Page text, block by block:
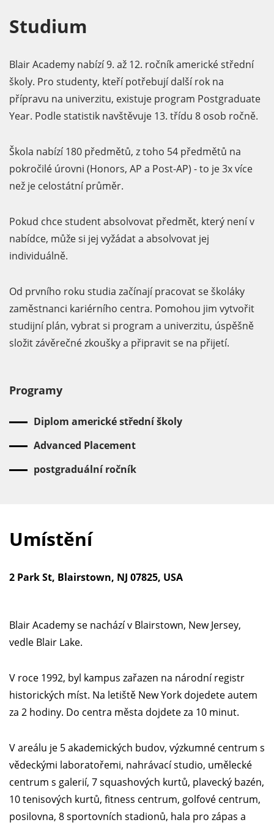
Studium
Blair Academy nabízí 9. až 12. ročník americké střední
školy. Pro studenty, kteří potřebují další rok na
přípravu na univerzitu, existuje program Postgraduate
Year. Podle statistik navštěvuje 13. třídu 8 osob ročně.
Škola nabízí 180 předmětů, z toho 54 předmětů na
pokročilé úrovni (Honors, AP a Post-AP) - to je 3x více
než je celostátní průměr.
Pokud chce student absolvovat předmět, který není v
nabídce, může si jej vyžádat a absolvovat jej
individuálně.
Od prvního roku studia začínají pracovat se školáky
zaměstnanci kariérního centra. Pomohou jim vytvořit
studijní plán, vybrat si program a univerzitu, úspěšně
složit závěrečné zkoušky a připravit se na přijetí.
Programy
Diplom americké střední školy
Advanced Placement
postgraduální ročník
Umístění
2 Park St, Blairstown, NJ 07825, USA
Blair Academy se nachází v Blairstown, New Jersey,
vedle Blair Lake.
V roce 1992, byl kampus zařazen na národní registr
historických míst. Na letiště New York dojedete autem
za 2 hodiny. Do centra města dojdete za 10 minut.
V areálu je 5 akademických budov, výzkumné centrum s
vědeckými laboratořemi, nahrávací studio, umělecké
centrum s galerií, 7 squashových kurtů, plavecký bazén,
10 tenisových kurtů, fitness centrum, golfové centrum,
posilovna, 8 sportovních stadionů, hala pro zápas a